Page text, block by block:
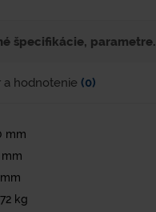
špecifikácie,
a hodnotenie (0)
mm
kg